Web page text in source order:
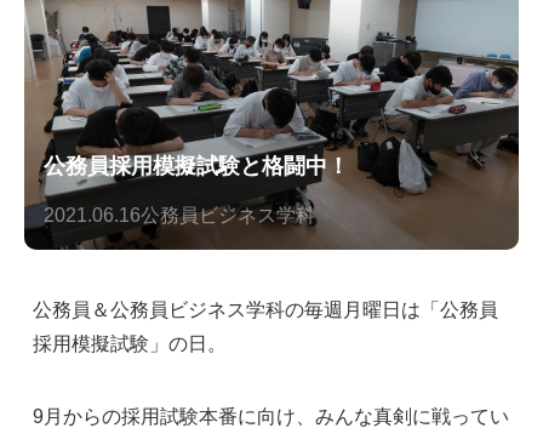
公務員採用模擬試験と格闘中！
2021.06.16公務員ビジネス学科
公務員＆公務員ビジネス学科の毎週月曜日は「公務員
採用模擬試験」の日。
9月からの採用試験本番に向け、みんな真剣に戦ってい